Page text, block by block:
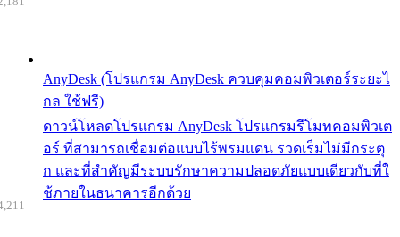
AnyDesk (โปรแกรม AnyDesk ควบคุมคอมพิวเตอร์ระยะไ
กล ใช้ฟรี)
ดาวน์โหลดโปรแกรม AnyDesk โปรแกรมรีโมทคอมพิวเต
อร์ ที่สามารถเชื่อมต่อแบบไร้พรมแดน รวดเร็มไม่มีกระตุ
ก และที่สำคัญมีระบบรักษาความปลอดภัยแบบเดียวกับที่ใ
ช้ภายในธนาคารอีกด้วย